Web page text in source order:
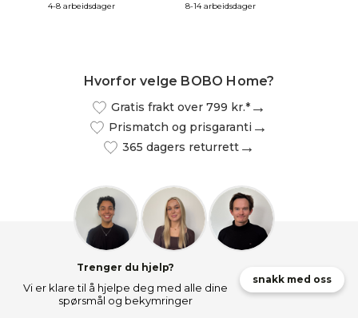
4-8 arbeidsdager 8-14 arbeidsdager
Hvorfor velge BOBO Home?
Gratis frakt over 799 kr.*
Prismatch og prisgaranti
365 dagers returrett
Trenger du hjelp?
Vi er klare til å hjelpe deg med alle dine
spørsmål og bekymringer
snakk med oss